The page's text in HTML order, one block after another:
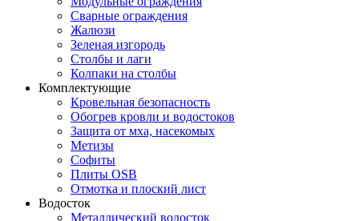
Сварные ограждения
Жалюзи
Зеленая изгородь
Столбы и лаги
Колпаки на столбы
Комплектующие
Кровельная безопасность
Обогрев кровли и водостоков
Защита от мха, насекомых
Метизы
Софиты
Плиты OSB
Отмотка и плоский лист
Водосток
Металлический водосток